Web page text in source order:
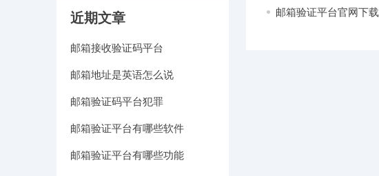
邮箱验证平台官网下载
近期文章
邮箱接收验证码平台
邮箱地址是英语怎么说
邮箱验证码平台犯罪
邮箱验证平台有哪些软件
邮箱验证平台有哪些功能